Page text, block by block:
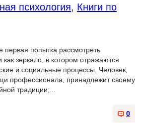
психология, Книги по
первая попытка рассмотреть
зеркало, в котором отражаются
и социальные процессы. Человек,
профессионала, принадлежит своему
традиции;...
0